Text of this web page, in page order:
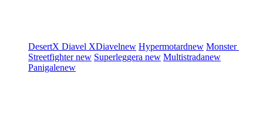
DesertX Diavel XDiavelnew Hypermotardnew Monster
Streetfighternew Superleggera new Multistradanew
Panigalenew